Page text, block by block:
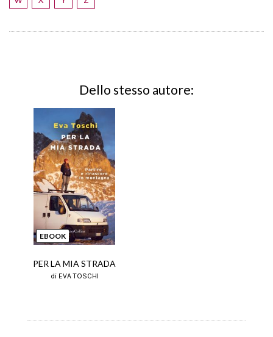
Dello stesso autore:
EBOOK
PER LA MIA STRADA
di EVA TOSCHI